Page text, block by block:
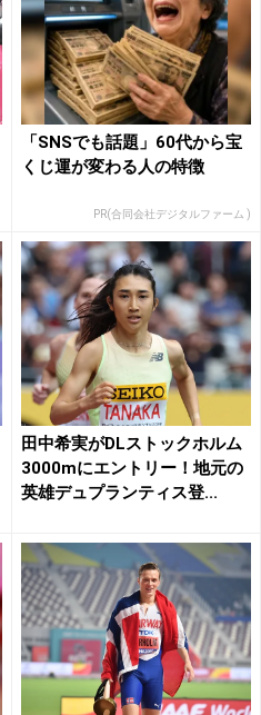
「SNSでも話題」60代から宝
くじ運が変わる人の特徴
PR(合同会社デジタルファーム )
田中希実がDLストックホルム
3000mにエントリー！地元の
英雄デュプランティス登...